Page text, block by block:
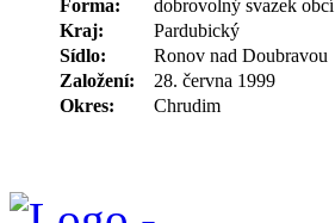
Forma:
dobrovolný svazek obcí
Kraj:
Pardubický
Sídlo:
Ronov nad Doubravou
Založení:
28. června 1999
Okres:
Chrudim